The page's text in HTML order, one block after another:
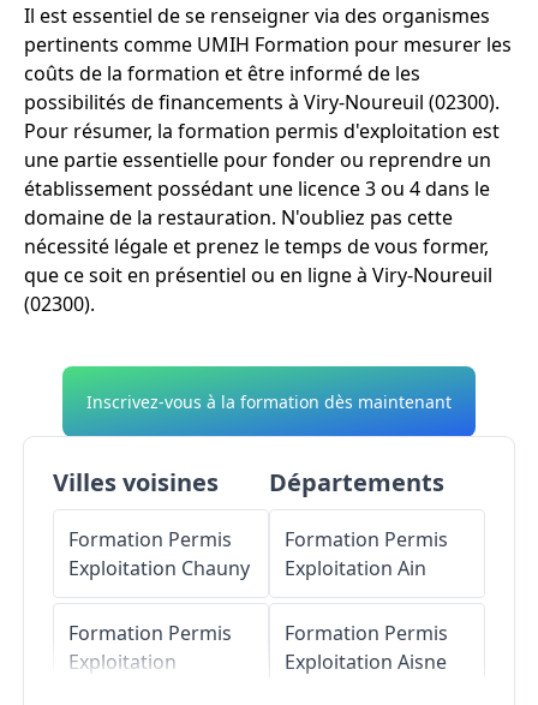
Il est essentiel de se renseigner via des organismes
pertinents comme UMIH Formation pour mesurer les
coûts de la formation et être informé de les
possibilités de financements à Viry-Noureuil (02300).
Pour résumer, la formation permis d'exploitation est
une partie essentielle pour fonder ou reprendre un
établissement possédant une licence 3 ou 4 dans le
domaine de la restauration. N'oubliez pas cette
nécessité légale et prenez le temps de vous former,
que ce soit en présentiel ou en ligne à Viry-Noureuil
(02300).
Inscrivez-vous à la formation dès maintenant
Villes voisines
Formation Permis
Exploitation Chauny
Formation Permis
Exploitation
Départements
Formation Permis
Exploitation Ain
Formation Permis
Exploitation Aisne